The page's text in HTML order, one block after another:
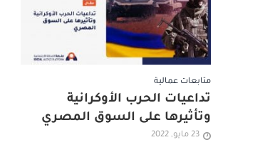
متابعات عمالية
تداعيات الحرب الأوكرانية
وتأثيرها على السوق المصري
23 مايو, 2022